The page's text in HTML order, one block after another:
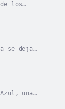
los
se deja
una